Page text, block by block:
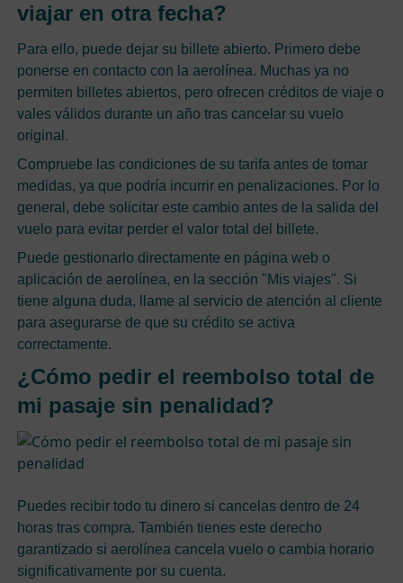
viajar en otra fecha?
Para ello, puede dejar su billete abierto. Primero debe
ponerse en contacto con la aerolínea. Muchas ya no
permiten billetes abiertos, pero ofrecen créditos de viaje o
vales válidos durante un año tras cancelar su vuelo
original.
Compruebe las condiciones de su tarifa antes de tomar
medidas, ya que podría incurrir en penalizaciones. Por lo
general, debe solicitar este cambio antes de la salida del
vuelo para evitar perder el valor total del billete.
Puede gestionarlo directamente en página web o
aplicación de aerolínea, en la sección "Mis viajes". Si
tiene alguna duda, llame al servicio de atención al cliente
para asegurarse de que su crédito se activa
correctamente.
¿Cómo pedir el reembolso total de
mi pasaje sin penalidad?
Puedes recibir todo tu dinero si cancelas dentro de 24
horas tras compra. También tienes este derecho
garantizado si aerolínea cancela vuelo o cambia horario
significativamente por su cuenta.